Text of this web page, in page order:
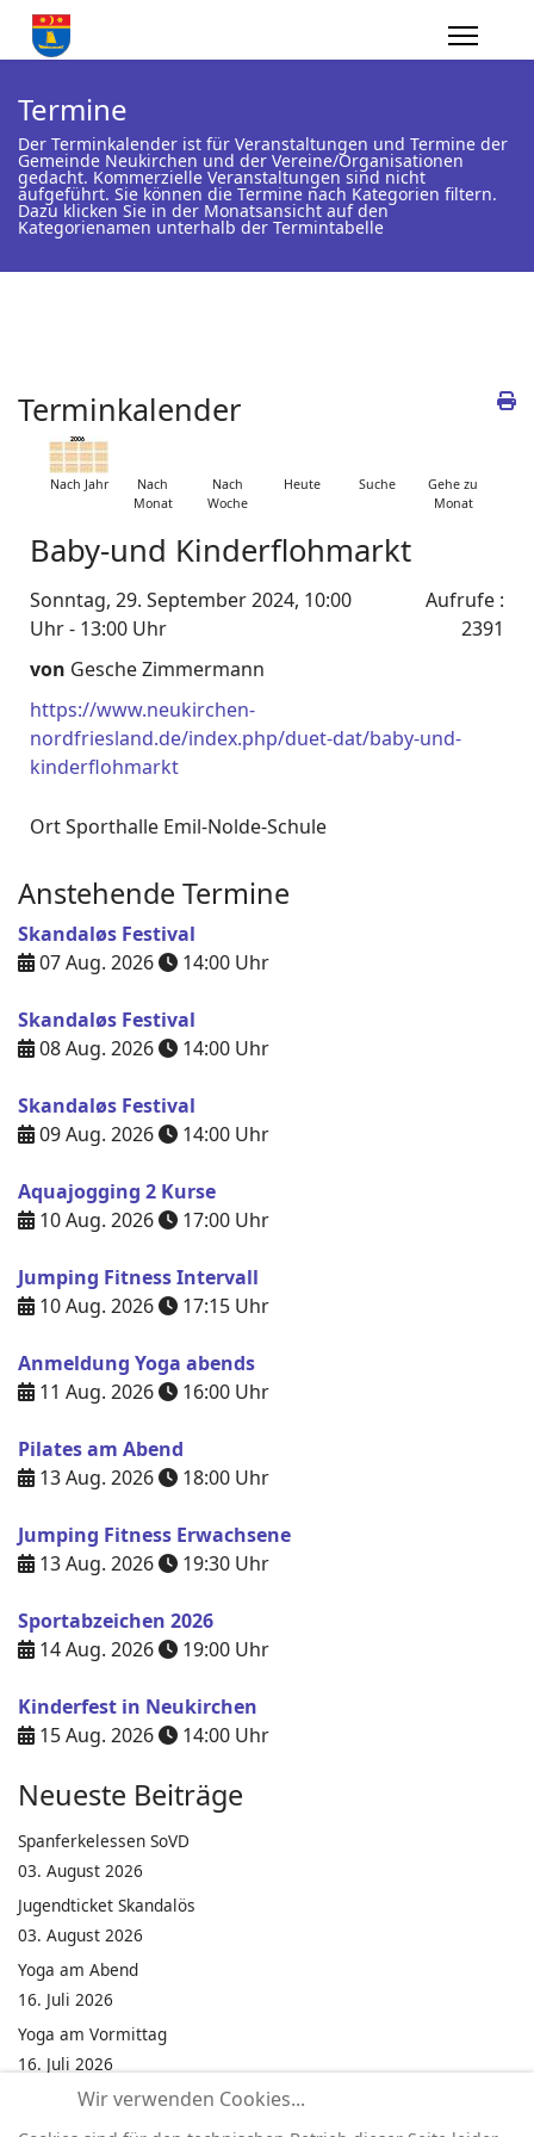
Termine
Der Terminkalender ist für Veranstaltungen und Termine der
Gemeinde Neukirchen und der Vereine/Organisationen
gedacht. Kommerzielle Veranstaltungen sind nicht
aufgeführt. Sie können die Termine nach Kategorien filtern.
Dazu klicken Sie in der Monatsansicht auf den
Kategorienamen unterhalb der Termintabelle
Terminkalender
Nach Jahr
Nach
Monat
Nach
Woche
Heute Suche
Gehe zu
Monat
Baby-und Kinderflohmarkt
Sonntag, 29. September 2024, 10:00
Uhr - 13:00 Uhr
Aufrufe :
2391
von Gesche Zimmermann
https://www.neukirchen-
nordfriesland.de/index.php/duet-dat/baby-und-
kinderflohmarkt
OrtSporthalle Emil-Nolde-Schule
Anstehende Termine
Skandaløs Festival
07 Aug. 2026
14:00 Uhr
Skandaløs Festival
08 Aug. 2026
14:00 Uhr
Skandaløs Festival
09 Aug. 2026
14:00 Uhr
Aquajogging 2 Kurse
10 Aug. 2026
17:00 Uhr
Jumping Fitness Intervall
10 Aug. 2026
17:15 Uhr
Anmeldung Yoga abends
11 Aug. 2026
16:00 Uhr
Pilates am Abend
13 Aug. 2026
18:00 Uhr
Jumping Fitness Erwachsene
13 Aug. 2026
19:30 Uhr
Sportabzeichen 2026
14 Aug. 2026
19:00 Uhr
Kinderfest in Neukirchen
15 Aug. 2026
14:00 Uhr
Neueste Beiträge
Spanferkelessen SoVD
03. August 2026
Jugendticket Skandalös
03. August 2026
Yoga am Abend
16. Juli 2026
Yoga am Vormittag
16. Juli 2026
Pilates am Abend
16. Juli 2026
Wir verwenden Cookies...